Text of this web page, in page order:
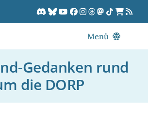
Menü
DORPCast
Gedanken rund
die DORP